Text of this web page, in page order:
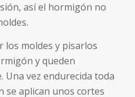
así el hormigón no
los moldes y pisarlos
y queden
Una vez endurecida toda
se aplican unos cortes